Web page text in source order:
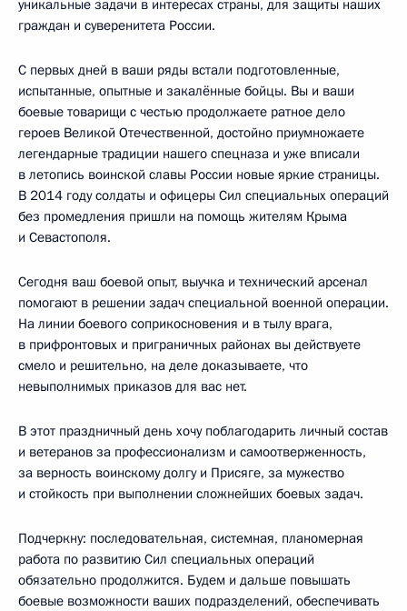
уникальные задачи в интересах страны, для защиты наших
граждан и суверенитета России.
С первых дней в ваши ряды встали подготовленные,
испытанные, опытные и закалённые бойцы. Вы и ваши
боевые товарищи с честью продолжаете ратное дело
героев Великой Отечественной, достойно приумножаете
легендарные традиции нашего спецназа и уже вписали
в летопись воинской славы России новые яркие страницы.
В 2014 году солдаты и офицеры Сил специальных операций
без промедления пришли на помощь жителям Крыма
и Севастополя.
Сегодня ваш боевой опыт, выучка и технический арсенал
помогают в решении задач специальной военной операции.
На линии боевого соприкосновения и в тылу врага,
в прифронтовых и приграничных районах вы действуете
смело и решительно, на деле доказываете, что
невыполнимых приказов для вас нет.
В этот праздничный день хочу поблагодарить личный состав
и ветеранов за профессионализм и самоотверженность,
за верность воинскому долгу и Присяге, за мужество
и стойкость при выполнении сложнейших боевых задач.
Подчеркну: последовательная, системная, планомерная
работа по развитию Сил специальных операций
обязательно продолжится. Будем и дальше повышать
боевые возможности ваших подразделений, обеспечивать